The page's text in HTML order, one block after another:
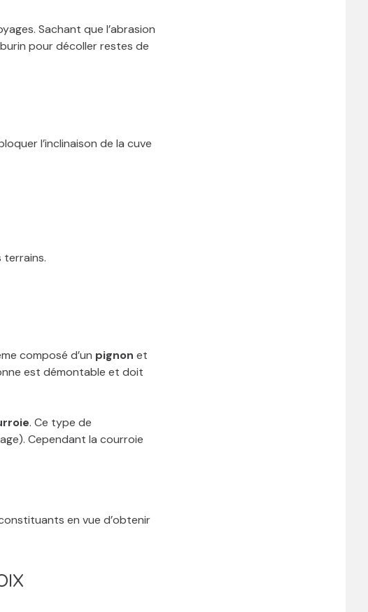
Sachant que l’abrasion
pour décoller restes de
l’inclinaison de la cuve
terrains.
composé d’un pignon et
est démontable et doit
. Ce type de
Cependant la courroie
en vue d’obtenir